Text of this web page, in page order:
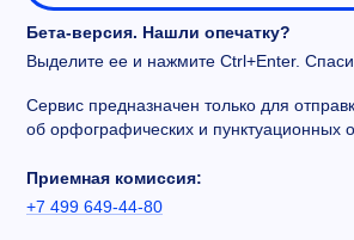
Бета-версия. Нашли опечатку?
Выделите ее и нажмите Ctrl+Enter.
Сервис предназначен только для
об орфографических и пунктуационных
Приемная комиссия:
+7 499 649-44-80